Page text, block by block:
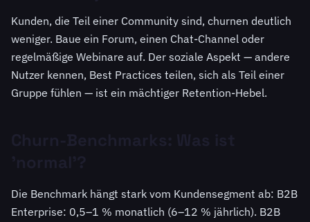
Kunden, die Teil einer Community sind, churnen deutlich
weniger. Baue ein Forum, einen Chat-Channel oder
regelmäßige Webinare auf. Der soziale Aspekt — andere
Nutzer kennen, Best Practices teilen, sich als Teil einer
Gruppe fühlen — ist ein mächtiger Retention-Hebel.
Die Benchmark hängt stark vom Kundensegment ab: B2B
Enterprise: 0,5–1 % monatlich (6–12 % jährlich). B2B